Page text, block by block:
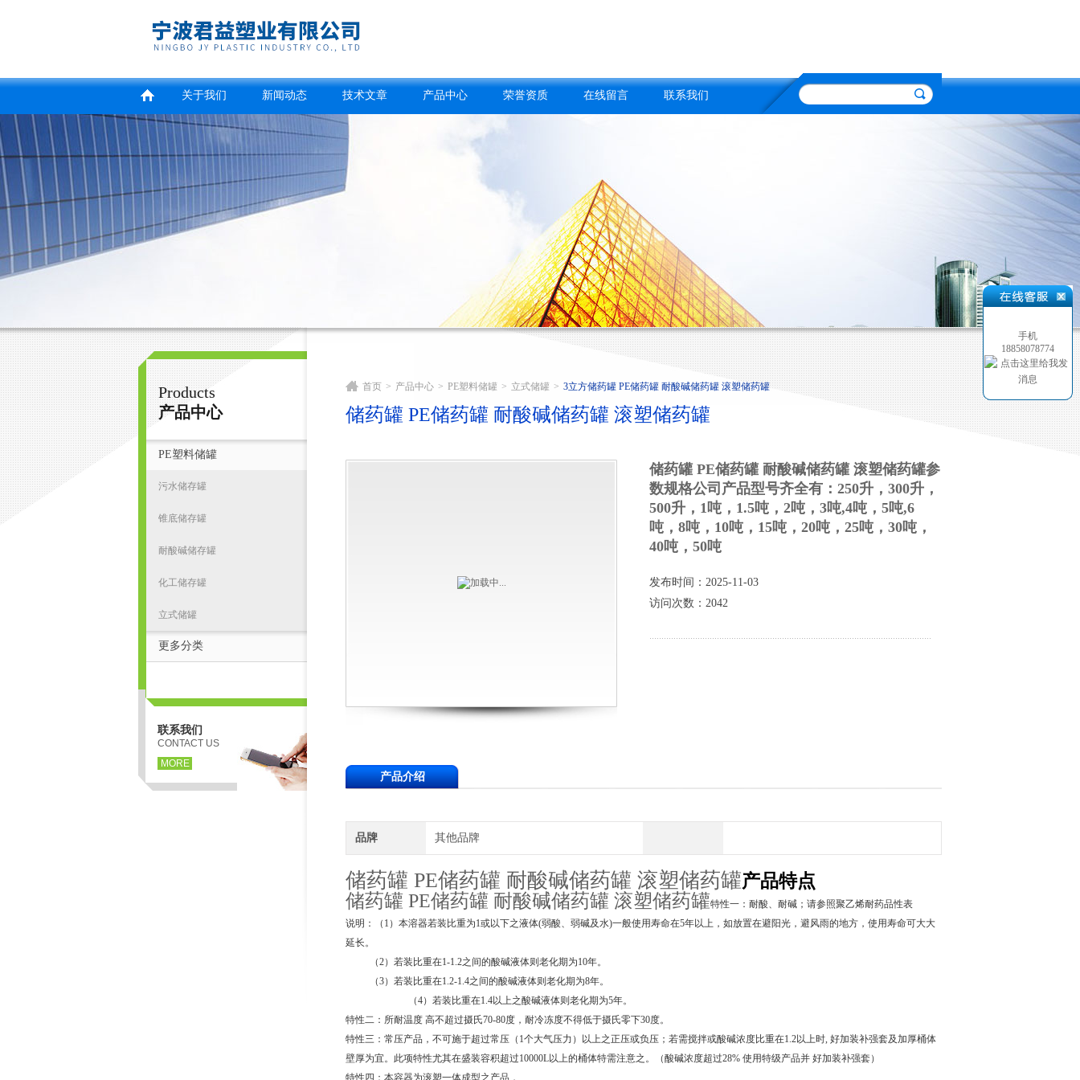
宁波君益塑业有限公司
关于我们 新闻动态 技术文章 产品中心 荣誉资质 在线留言 联系我们
Products
产品中心
PE塑料储罐
污水储存罐
锥底储存罐
耐酸碱储存罐
化工储存罐
立式储罐
更多分类
联系我们
CONTACT US
MORE
首页 > 产品中心 > PE塑料储罐 > 立式储罐 > 3立方储药罐 PE储药罐 耐酸碱储药罐 滚塑储药罐
储药罐 PE储药罐 耐酸碱储药罐 滚塑储药罐
储药罐 PE储药罐 耐酸碱储药罐 滚塑储药罐参
数规格公司产品型号齐全有：250升，300升，
500升，1吨，1.5吨，2吨，3吨,4吨，5吨,6
吨，8吨，10吨，15吨，20吨，25吨，30吨，
40吨，50吨
发布时间：2025-11-03
访问次数：2042
产品介绍
品牌 其他品牌
储药罐 PE储药罐 耐酸碱储药罐 滚塑储药罐产品特点
储药罐 PE储药罐 耐酸碱储药罐 滚塑储药罐特性一：耐酸、耐碱；请参照聚乙烯耐药品性表
说明：（1）本溶器若装比重为1或以下之液体(弱酸、弱碱及水)一般使用寿命在5年以上，如放置在避阳光，避风雨的地方，使用寿命可大大
延长。
（2）若装比重在1-1.2之间的酸碱液体则老化期为10年。
（3）若装比重在1.2-1.4之间的酸碱液体则老化期为8年。
（4）若装比重在1.4以上之酸碱液体则老化期为5年。
特性二：所耐温度 高不超过摄氏70-80度，耐冷冻度不得低于摄氏零下30度。
特性三：常压产品，不可施于超过常压（1个大气压力）以上之正压或负压；若需搅拌或酸碱浓度比重在1.2以上时, 好加装补强套及加厚桶体
壁厚为宜。此项特性尤其在盛装容积超过10000L以上的桶体特需注意之。（酸碱浓度超过28% 使用特级产品并 好加装补强套）
特性四：本容器为滚塑一体成型之产品，
手机
18858078774